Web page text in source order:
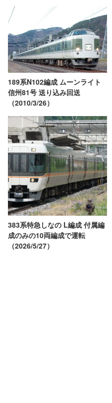
189系N102編成 ムーンライト
信州81号 送り込み回送
（2010/3/26）
383系特急しなの L編成 付属編
成のみの10両編成で運転
（2026/5/27）